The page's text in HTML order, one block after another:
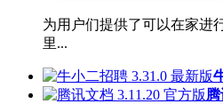
为用户们提供了可以在家进
里...